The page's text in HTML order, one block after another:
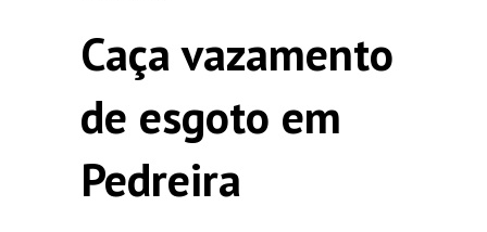
Caça vazamento
de esgoto em
Pedreira